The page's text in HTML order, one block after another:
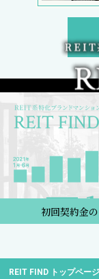
初回契約金
REIT FIND トップページ